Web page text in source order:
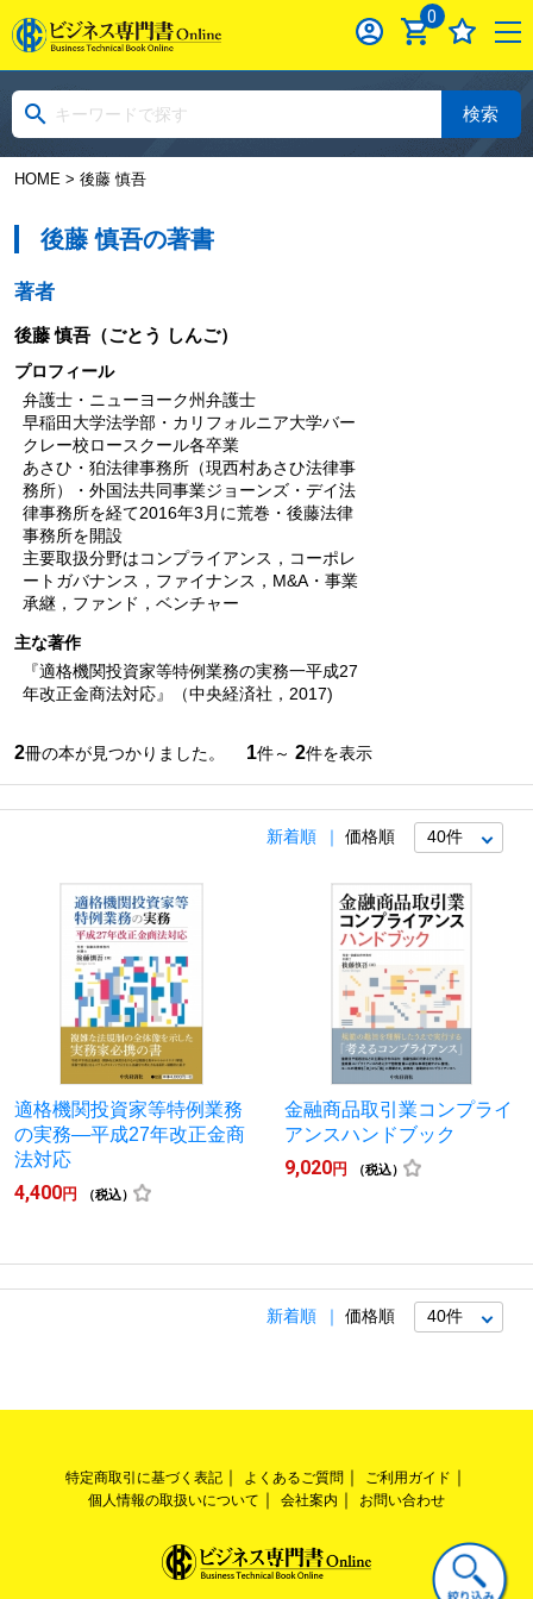
0
検索
HOME> 後藤 慎吾
後藤 慎吾の著書
著者
後藤 慎吾（ごとう しんご）
プロフィール
弁護士・ニューヨーク州弁護士
早稲田大学法学部・カリフォルニア大学バー
クレー校ロースクール各卒業
あさひ・狛法律事務所（現西村あさひ法律事
務所）・外国法共同事業ジョーンズ・デイ法
律事務所を経て2016年3月に荒巻・後藤法律
事務所を開設
主要取扱分野はコンプライアンス，コーポレ
ートガバナンス，ファイナンス，M&A・事業
承継，ファンド，ベンチャー
主な著作
『適格機関投資家等特例業務の実務一平成27
年改正金商法対応』（中央経済社，2017)
2冊の本が見つかりました。 1件～ 2件を表示
新着順 価格順
適格機関投資家等特例業務
の実務―平成27年改正金商
法対応
4,400円 （税込）
金融商品取引業コンプライ
アンスハンドブック
9,020円 （税込）
新着順 価格順
特定商取引に基づく表記 よくあるご質問
ご利用ガイド
個人情報の取扱いについて
会社案内 お問い合わせ